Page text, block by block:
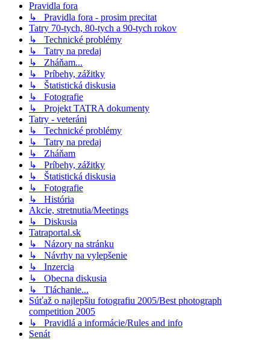
Pravidla fora
↳ Pravidla fora - prosim precitat
Tatry 70-tych, 80-tych a 90-tych rokov
↳ Technické problémy
↳ Tatry na predaj
↳ Zháňam...
↳ Príbehy, zážitky
↳ Štatistická diskusia
↳ Fotografie
↳ Projekt TATRA dokumenty
Tatry - veteráni
↳ Technické problémy
↳ Tatry na predaj
↳ Zháňam
↳ Príbehy, zážitky
↳ Štatistická diskusia
↳ Fotografie
↳ História
Akcie, stretnutia/Meetings
↳ Diskusia
Tatraportal.sk
↳ Názory na stránku
↳ Návrhy na vylepšenie
↳ Inzercia
↳ Obecna diskusia
↳ Tláchanie...
Súťaž o najlepšiu fotografiu 2005/Best photograph
competition 2005
↳ Pravidlá a informácie/Rules and info
Senát